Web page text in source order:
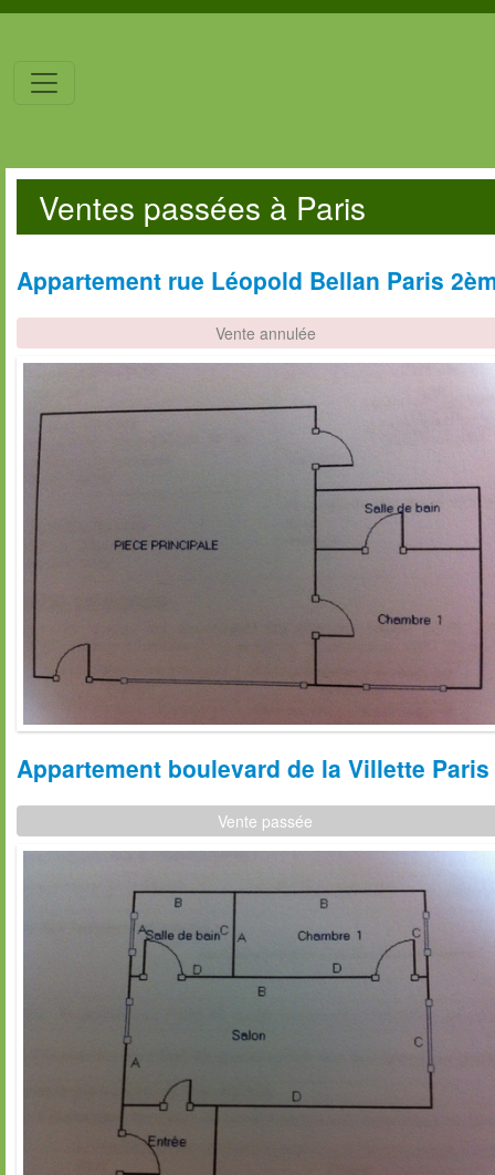
Ventes passées à Paris
Appartement rue Léopold Bellan Paris
Vente annulée
Appartement boulevard de la Villette
Vente passée